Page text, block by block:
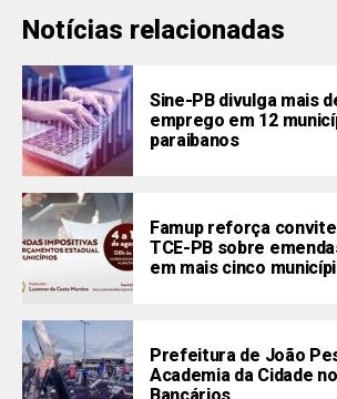
Notícias relacionadas
Sine-PB divulga mais
emprego em 12
paraibanos
Famup reforça
TCE-PB sobre
em mais cinco
Prefeitura de João
Academia da Cidade